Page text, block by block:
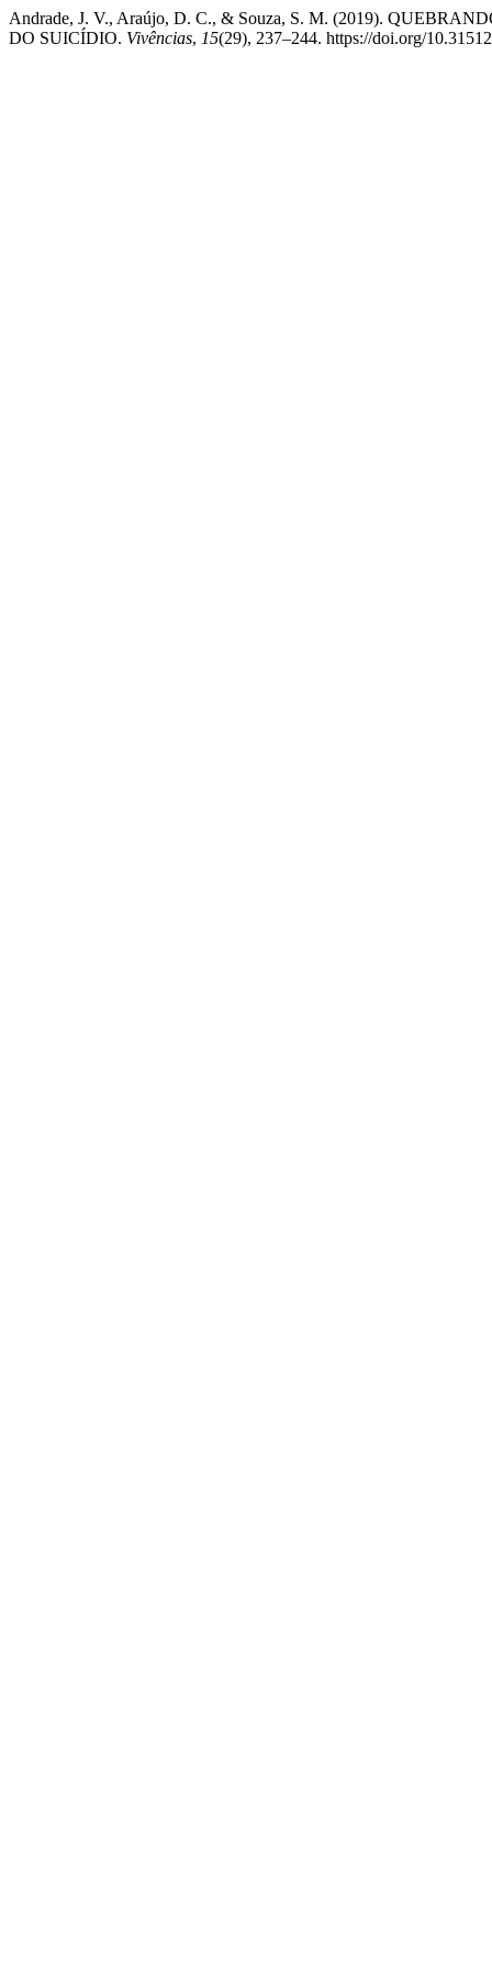
Andrade, J. V., Araújo, D. C., & Souza, S. M. (2019).
DO SUICÍDIO. Vivências, 15(29), 237–244. https://doi.org/